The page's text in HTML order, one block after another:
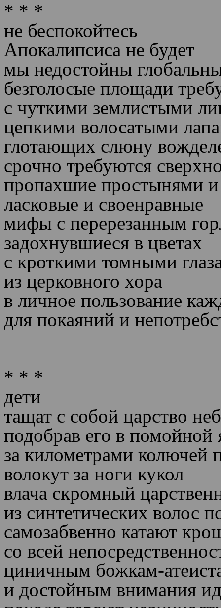
* * *
не беспокойтесь
Апокалипсиса не будет
мы недостойны
безголосые площади
с чуткими землистыми
цепкими волосатыми
глотающих слюну
срочно требуются
пропахшие простынями
ласковые и своенравные
мифы с перерезанным
задохнувшиеся в цветах
с кроткими томными
из церковного хора
в личное пользование
для покаяний и
* * *
дети
тащат с собой царство
подобрав его в помойной
за километрами колючей
волокут за ноги кукол
влача скромный
из синтетических волос
самозабвенно катают
со всей
циничным божкам-
и достойным внимания